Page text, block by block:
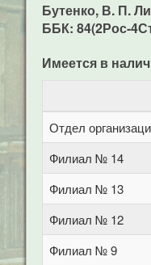
Бутенко, В. П.
ББК: 84(2Рос-
Имеется в
Отдел
Филиал № 14
Филиал № 13
Филиал № 12
Филиал № 9